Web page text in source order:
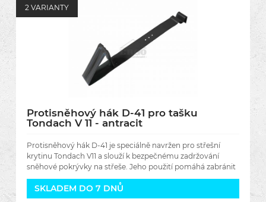
2 VARIANTY
Protisněhový hák D-41 pro tašku
Tondach V 11 - antracit
Protisněhový hák D-41 je speciálně navržen pro střešní
krytinu Tondach V11 a slouží k bezpečnému zadržování
sněhové pokrývky na střeše. Jeho použití pomáhá zabránit
SKLADEM DO 7 DNŮ